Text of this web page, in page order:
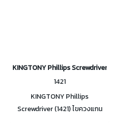
KINGTONY Phillips Screwdriver ไขควงแ
1421
KINGTONY Phillips
Screwdriver (1421) ไขควงแกน